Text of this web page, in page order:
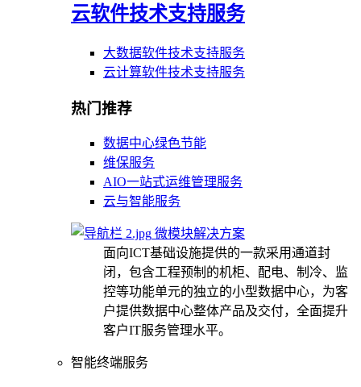
云软件技术支持服务
大数据软件技术支持服务
云计算软件技术支持服务
热门推荐
数据中心绿色节能
维保服务
AIO一站式运维管理服务
云与智能服务
微模块解决方案
面向ICT基础设施提供的一款采用通道封
闭，包含工程预制的机柜、配电、制冷、监
控等功能单元的独立的小型数据中心，为客
户提供数据中心整体产品及交付，全面提升
客户IT服务管理水平。
智能终端服务